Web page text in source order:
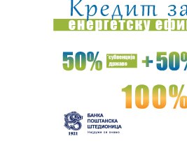
23:36:Državljani BiH "opustošili"
23:32:Sećanje na Milicu Rakić i svu
Iran negira Trampovu
23:31:Podrška pčelarstvu u